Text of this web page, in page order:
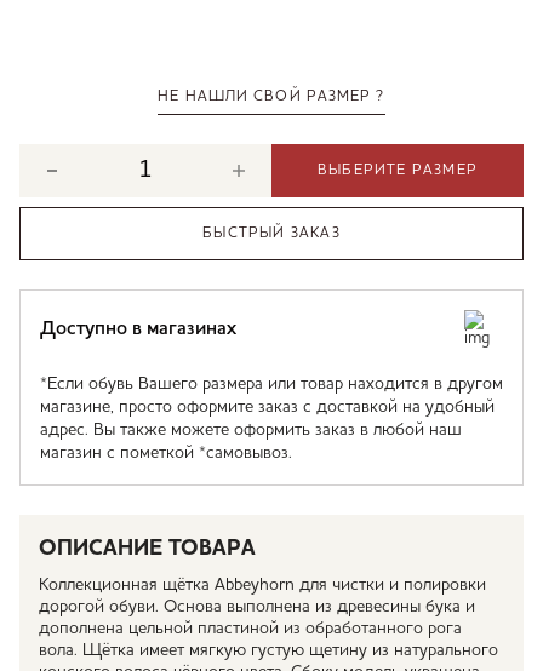
НЕ НАШЛИ СВОЙ РАЗМЕР ?
ВЫБЕРИТЕ РАЗМЕР
БЫСТРЫЙ ЗАКАЗ
Доступно в магазинах
*Если обувь Вашего размера или товар находится в другом
магазине, просто оформите заказ с доставкой на удобный
адрес. Вы также можете оформить заказ в любой наш
магазин с пометкой *самовывоз.
ОПИСАНИЕ ТОВАРА
Коллекционная щётка Abbeyhorn для чистки и полировки
дорогой обуви. Основа выполнена из древесины бука и
дополнена цельной пластиной из обработанного рога
вола. Щётка имеет мягкую густую щетину из натурального